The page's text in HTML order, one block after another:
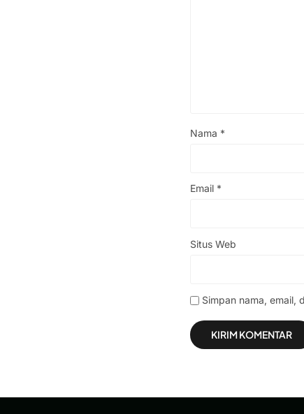
Nama *
Email *
Situs Web
Simpan nama, email,